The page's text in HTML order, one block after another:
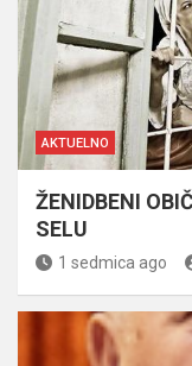
AKTUELNO
ŽENIDBENI
SELU
1 sedmica ago